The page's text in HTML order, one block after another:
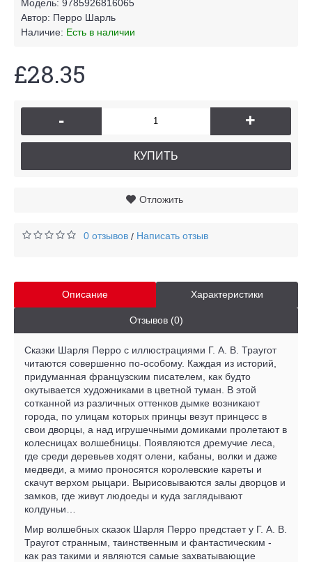
Модель: 9785926816065
Автор: Перро Шарль
Наличие: Есть в наличии
£28.35
- +
КУПИТЬ
Отложить
0 отзывов / Написать отзыв
Описание Характеристики
Отзывов (0)
Сказки Шарля Перро с иллюстрациями Г. А. В. Траугот
читаются совершенно по-особому. Каждая из историй,
придуманная французским писателем, как будто
окутывается художниками в цветной туман. В этой
сотканной из различных оттенков дымке возникают
города, по улицам которых принцы везут принцесс в
свои дворцы, а над игрушечными домиками пролетают в
колесницах волшебницы. Появляются дремучие леса,
где среди деревьев ходят олени, кабаны, волки и даже
медведи, а мимо проносятся королевские кареты и
скачут верхом рыцари. Вырисовываются залы дворцов и
замков, где живут людоеды и куда заглядывают
колдуньи…
Мир волшебных сказок Шарля Перро предстает у Г. А. В.
Траугот странным, таинственным и фантастическим -
как раз такими и являются самые захватывающие